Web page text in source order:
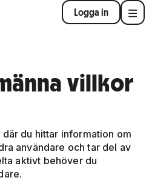
Logga in
villkor
du hittar information om
användare och tar del av
aktivt behöver du